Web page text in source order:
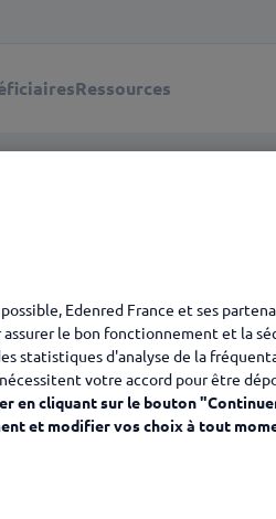
Ressources
Edenred France et ses
le bon fonctionnement et la
statistiques d'analyse de la
votre accord pour être
en cliquant sur le bouton
et modifier vos choix à tout